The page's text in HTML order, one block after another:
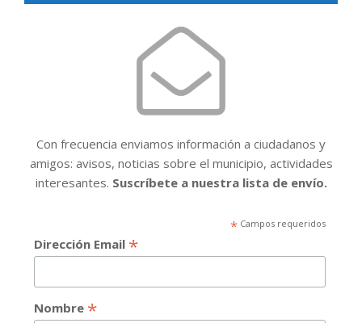
Con frecuencia enviamos información a ciudadanos y
amigos: avisos, noticias sobre el municipio, actividades
interesantes. Suscríbete a nuestra lista de envío.
*Campos requeridos
Dirección Email *
Nombre *